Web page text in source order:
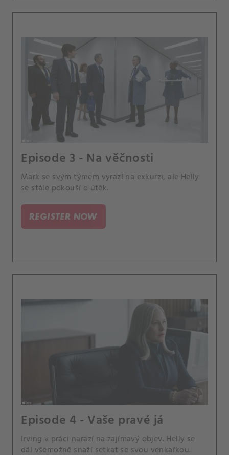
Episode 3 - Na věčnosti
Mark se svým týmem vyrazí na exkurzi, ale Helly
se stále pokouší o útěk.
REGISTER NOW
Episode 4 - Vaše pravé já
Irving v práci narazí na zajímavý objev. Helly se
dál všemožně snaží setkat se svou venkařkou.